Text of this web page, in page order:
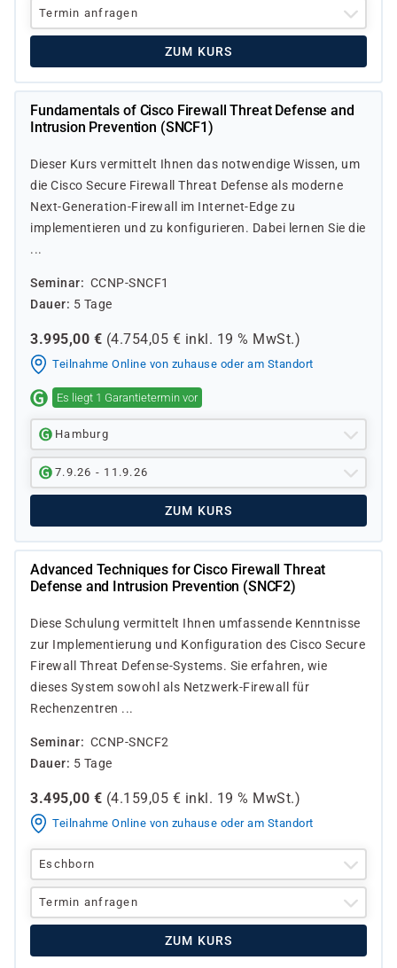
Termin anfragen
ZUM KURS
Fundamentals of Cisco Firewall Threat Defense and
Intrusion Prevention (SNCF1)
Dieser Kurs vermittelt Ihnen das notwendige Wissen, um
die Cisco Secure Firewall Threat Defense als moderne
Next-Generation-Firewall im Internet-Edge zu
implementieren und zu konfigurieren. Dabei lernen Sie die
...
Seminar
CCNP-SNCF1
Dauer
5 Tage
3.995,00 € (4.754,05 € inkl. 19 % MwSt.)
Teilnahme Online von zuhause oder am Standort
Es liegt 1 Garantietermin vor
Hamburg
7.9.26 - 11.9.26
ZUM KURS
Advanced Techniques for Cisco Firewall Threat
Defense and Intrusion Prevention (SNCF2)
Diese Schulung vermittelt Ihnen umfassende Kenntnisse
zur Implementierung und Konfiguration des Cisco Secure
Firewall Threat Defense-Systems. Sie erfahren, wie
dieses System sowohl als Netzwerk-Firewall für
Rechenzentren ...
Seminar
CCNP-SNCF2
Dauer
5 Tage
3.495,00 € (4.159,05 € inkl. 19 % MwSt.)
Teilnahme Online von zuhause oder am Standort
Eschborn
Termin anfragen
ZUM KURS